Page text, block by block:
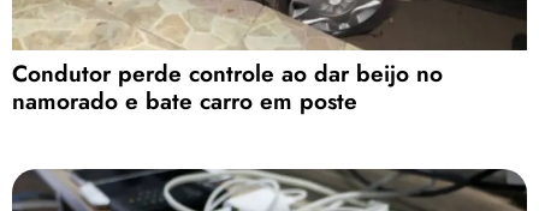
Condutor perde controle ao dar beijo no
namorado e bate carro em poste